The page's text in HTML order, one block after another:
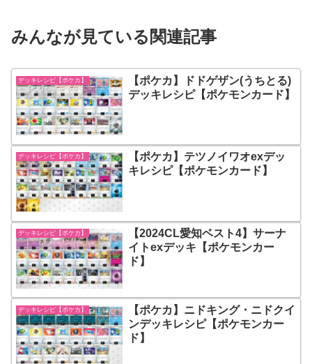
みんなが見ている関連記事
デッキレシピ【ポケカ】
【ポケカ】ドドゲザン(うちとる)
デッキレシピ【ポケモンカード】
デッキレシピ【ポケカ】
【ポケカ】テツノイワオexデッ
キレシピ【ポケモンカード】
デッキレシピ【ポケカ】
【2024CL愛知ベスト4】サーナ
イトexデッキ【ポケモンカー
ド】
デッキレシピ【ポケカ】
【ポケカ】ニドキング・ニドクイ
ンデッキレシピ【ポケモンカー
ド】